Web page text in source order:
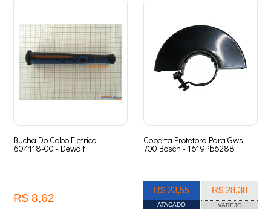
Bucha Do Cabo Eletrico -
604118-00 - Dewalt
R$ 8,62
Coberta Protetora Para Gws
700 Bosch - 1619Pb6288
R$ 23,55
ATACADO
R$ 28,38
VAREJO